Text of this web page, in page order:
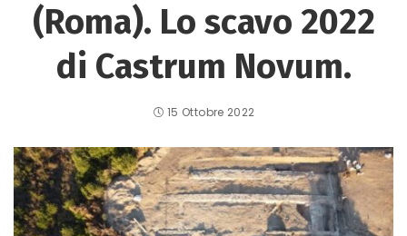
(Roma). Lo scavo 2022
di Castrum Novum.
15 Ottobre 2022